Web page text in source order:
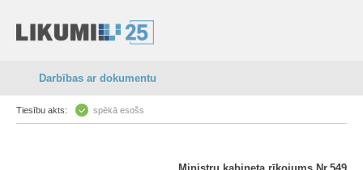
Darbības ar dokumentu
Tiesību akts: spēkā esošs